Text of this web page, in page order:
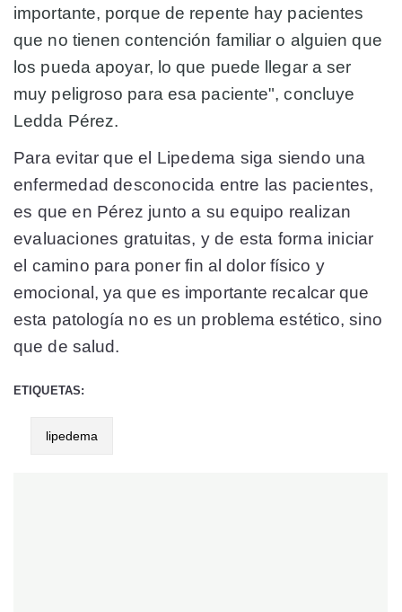
importante, porque de repente hay pacientes
que no tienen contención familiar o alguien que
los pueda apoyar, lo que puede llegar a ser
muy peligroso para esa paciente", concluye
Ledda Pérez.
Para evitar que el Lipedema siga siendo una
enfermedad desconocida entre las pacientes,
es que en Pérez junto a su equipo realizan
evaluaciones gratuitas, y de esta forma iniciar
el camino para poner fin al dolor físico y
emocional, ya que es importante recalcar que
esta patología no es un problema estético, sino
que de salud.
ETIQUETAS:
lipedema